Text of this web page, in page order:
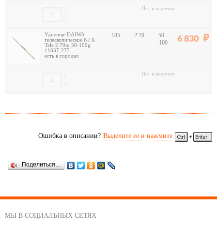
-
+ Нет в наличии
Удилище DAIWA
телескопическое NJ X
Tele 2.70m 50-100g
11637-275
есть в городах
185 2.70
50 -
100
6 830
-
+ Нет в наличии
Ошибка в описании? Выделите ее и нажмите
Поделиться…
МЫ В СОЦИАЛЬНЫХ СЕТЯХ